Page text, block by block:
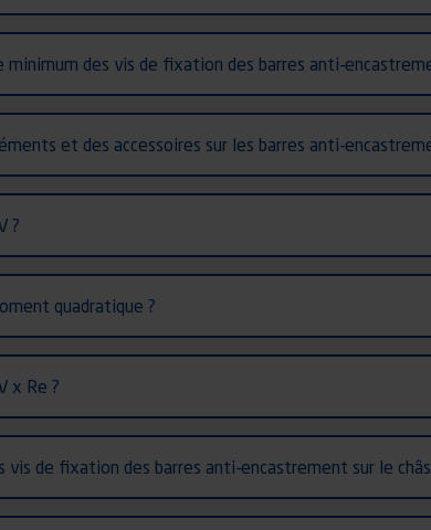
minimum des vis de fixation des barres anti-
et des accessoires sur les barres anti-
?
quadratique ?
x Re ?
vis de fixation des barres anti-encastrement sur le